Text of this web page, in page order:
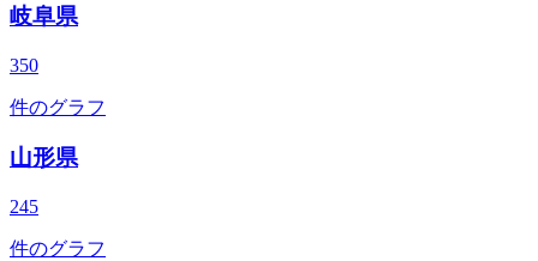
岐阜県
350
件のグラフ
山形県
245
件のグラフ